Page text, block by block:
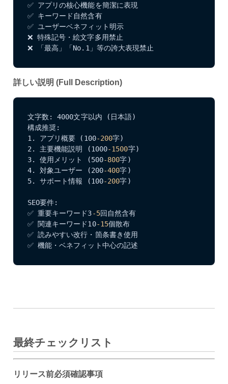
✅ アプリの核心機能を簡潔に表現
✅ キーワード自然含有
✅ ユーザーベネフィット明示
❌ 特殊記号・絵文字多用禁止
❌ 「最高」「No.1」等の誇大表現禁止
詳しい説明 (Full Description)
文字数: 4000文字以内 (日本語)
構成推奨:
1. アプリ概要 (100-200字)
2. 主要機能説明 (1000-1500字)
3. 使用メリット (500-800字)
4. 対象ユーザー (200-400字)
5. サポート情報 (100-200字)
SEO要件:
✅ 重要キーワード3-5回自然含有
✅ 関連キーワード10-15個散布
✅ 読みやすい改行・箇条書き使用
✅ 機能・ベネフィット中心の記述
最終チェックリスト
リリース前必須確認事項